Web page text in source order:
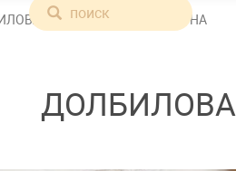
ЛИЛИЯ ГАБДЕЛЬХАКОВНА